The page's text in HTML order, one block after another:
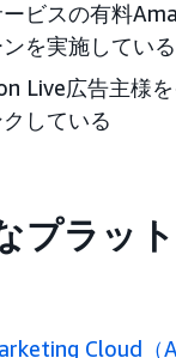
ビスの有料
を実施している
Live広告主様
している
プラッ
Cloud（